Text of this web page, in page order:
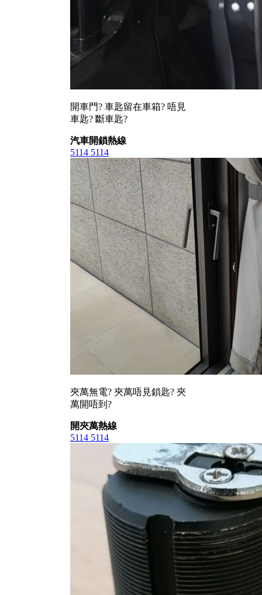
開車門? 車匙留在車箱? 唔見
車匙? 斷車匙?
汽車開鎖熱線
5114 5114
夾萬無電? 夾萬唔見鎖匙? 夾
萬開唔到?
開夾萬熱線
5114 5114